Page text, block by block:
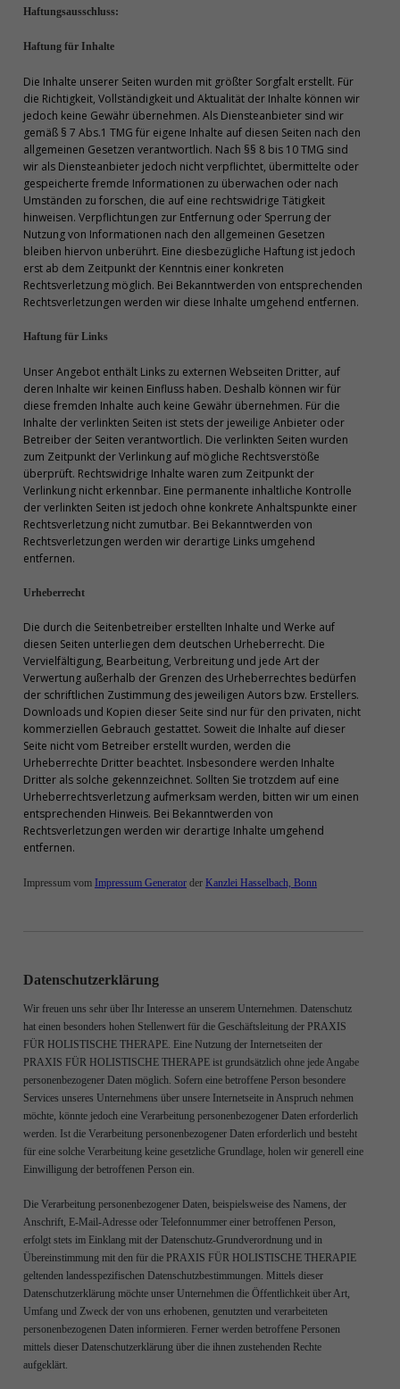
Haftungsausschluss:
Haftung für Inhalte
Die Inhalte unserer Seiten wurden mit größter Sorgfalt erstellt. Für
die Richtigkeit, Vollständigkeit und Aktualität der Inhalte können wir
jedoch keine Gewähr übernehmen. Als Diensteanbieter sind wir
gemäß § 7 Abs.1 TMG für eigene Inhalte auf diesen Seiten nach den
allgemeinen Gesetzen verantwortlich. Nach §§ 8 bis 10 TMG sind
wir als Diensteanbieter jedoch nicht verpflichtet, übermittelte oder
gespeicherte fremde Informationen zu überwachen oder nach
Umständen zu forschen, die auf eine rechtswidrige Tätigkeit
hinweisen. Verpflichtungen zur Entfernung oder Sperrung der
Nutzung von Informationen nach den allgemeinen Gesetzen
bleiben hiervon unberührt. Eine diesbezügliche Haftung ist jedoch
erst ab dem Zeitpunkt der Kenntnis einer konkreten
Rechtsverletzung möglich. Bei Bekanntwerden von entsprechenden
Rechtsverletzungen werden wir diese Inhalte umgehend entfernen.
Haftung für Links
Unser Angebot enthält Links zu externen Webseiten Dritter, auf
deren Inhalte wir keinen Einfluss haben. Deshalb können wir für
diese fremden Inhalte auch keine Gewähr übernehmen. Für die
Inhalte der verlinkten Seiten ist stets der jeweilige Anbieter oder
Betreiber der Seiten verantwortlich. Die verlinkten Seiten wurden
zum Zeitpunkt der Verlinkung auf mögliche Rechtsverstöße
überprüft. Rechtswidrige Inhalte waren zum Zeitpunkt der
Verlinkung nicht erkennbar. Eine permanente inhaltliche Kontrolle
der verlinkten Seiten ist jedoch ohne konkrete Anhaltspunkte einer
Rechtsverletzung nicht zumutbar. Bei Bekanntwerden von
Rechtsverletzungen werden wir derartige Links umgehend
entfernen.
Urheberrecht
Die durch die Seitenbetreiber erstellten Inhalte und Werke auf
diesen Seiten unterliegen dem deutschen Urheberrecht. Die
Vervielfältigung, Bearbeitung, Verbreitung und jede Art der
Verwertung außerhalb der Grenzen des Urheberrechtes bedürfen
der schriftlichen Zustimmung des jeweiligen Autors bzw. Erstellers.
Downloads und Kopien dieser Seite sind nur für den privaten, nicht
kommerziellen Gebrauch gestattet. Soweit die Inhalte auf dieser
Seite nicht vom Betreiber erstellt wurden, werden die
Urheberrechte Dritter beachtet. Insbesondere werden Inhalte
Dritter als solche gekennzeichnet. Sollten Sie trotzdem auf eine
Urheberrechtsverletzung aufmerksam werden, bitten wir um einen
entsprechenden Hinweis. Bei Bekanntwerden von
Rechtsverletzungen werden wir derartige Inhalte umgehend
entfernen.
Impressum vom Impressum Generatorder Kanzlei Hasselbach, Bonn
Datenschutzerklärung
Wir freuen uns sehr über Ihr Interesse an unserem Unternehmen. Datenschutz
hat einen besonders hohen Stellenwert für die Geschäftsleitung der PRAXIS
FÜR HOLISTISCHE THERAPE. Eine Nutzung der Internetseiten der
PRAXIS FÜR HOLISTISCHE THERAPE ist grundsätzlich ohne jede Angabe
personenbezogener Daten möglich. Sofern eine betroffene Person besondere
Services unseres Unternehmens über unsere Internetseite in Anspruch nehmen
möchte, könnte jedoch eine Verarbeitung personenbezogener Daten erforderlich
werden. Ist die Verarbeitung personenbezogener Daten erforderlich und besteht
für eine solche Verarbeitung keine gesetzliche Grundlage, holen wir generell eine
Einwilligung der betroffenen Person ein.
Die Verarbeitung personenbezogener Daten, beispielsweise des Namens, der
Anschrift, E-Mail-Adresse oder Telefonnummer einer betroffenen Person,
erfolgt stets im Einklang mit der Datenschutz-Grundverordnung und in
Übereinstimmung mit den für die PRAXIS FÜR HOLISTISCHE THERAPIE
geltenden landesspezifischen Datenschutzbestimmungen. Mittels dieser
Datenschutzerklärung möchte unser Unternehmen die Öffentlichkeit über Art,
Umfang und Zweck der von uns erhobenen, genutzten und verarbeiteten
personenbezogenen Daten informieren. Ferner werden betroffene Personen
mittels dieser Datenschutzerklärung über die ihnen zustehenden Rechte
aufgeklärt.